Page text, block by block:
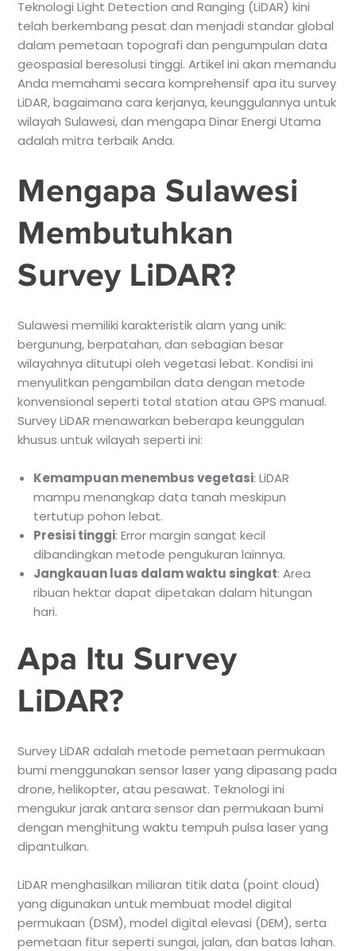
Teknologi Light Detection and Ranging (LiDAR) kini
telah berkembang pesat dan menjadi standar global
dalam pemetaan topografi dan pengumpulan data
geospasial beresolusi tinggi. Artikel ini akan memandu
Anda memahami secara komprehensif apa itu survey
LiDAR, bagaimana cara kerjanya, keunggulannya untuk
wilayah Sulawesi, dan mengapa Dinar Energi Utama
adalah mitra terbaik Anda.
Mengapa Sulawesi
Membutuhkan
Survey LiDAR?
Sulawesi memiliki karakteristik alam yang unik:
bergunung, berpatahan, dan sebagian besar
wilayahnya ditutupi oleh vegetasi lebat. Kondisi ini
menyulitkan pengambilan data dengan metode
konvensional seperti total station atau GPS manual.
Survey LiDAR menawarkan beberapa keunggulan
khusus untuk wilayah seperti ini:
Kemampuan menembus vegetasi: LiDAR
mampu menangkap data tanah meskipun
tertutup pohon lebat.
Presisi tinggi: Error margin sangat kecil
dibandingkan metode pengukuran lainnya.
Jangkauan luas dalam waktu singkat: Area
ribuan hektar dapat dipetakan dalam hitungan
hari.
Apa Itu Survey
LiDAR?
Survey LiDAR adalah metode pemetaan permukaan
bumi menggunakan sensor laser yang dipasang pada
drone, helikopter, atau pesawat. Teknologi ini
mengukur jarak antara sensor dan permukaan bumi
dengan menghitung waktu tempuh pulsa laser yang
dipantulkan.
LiDAR menghasilkan miliaran titik data (point cloud)
yang digunakan untuk membuat model digital
permukaan (DSM), model digital elevasi (DEM), serta
pemetaan fitur seperti sungai, jalan, dan batas lahan.